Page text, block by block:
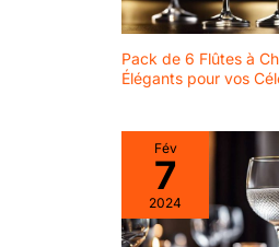
Pack de 6 Flûtes à
Élégants pour vos
Fév
7
2024